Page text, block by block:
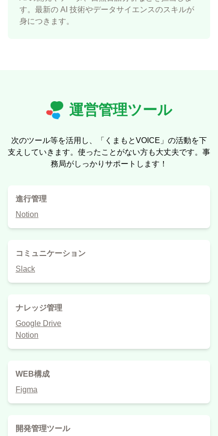
す。最新の AI 技術やデータサイエンスのスキルが
身につきます。
運営管理ツール
次のツール等を活用し、「くまもとVOICE」の活動を下
支えしていきます。使ったことがない方も大丈夫です。事
務局がしっかりサポートします！
進行管理
Notion
コミュニケーション
Slack
ナレッジ管理
Google Drive
Notion
WEB構成
Figma
開発管理ツール